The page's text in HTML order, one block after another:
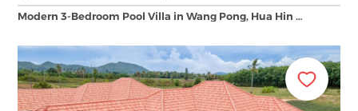
Modern 3-Bedroom Pool Villa in Wang Pong, Hua Hin …